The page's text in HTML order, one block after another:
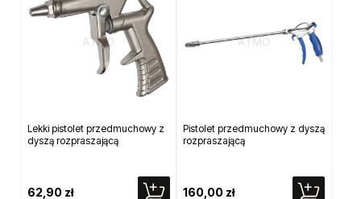
Lekki pistolet przedmuchowy z
dyszą rozpraszającą
62,90 zł
Pistolet przedmuchowy z dyszą
rozpraszającą
160,00 zł